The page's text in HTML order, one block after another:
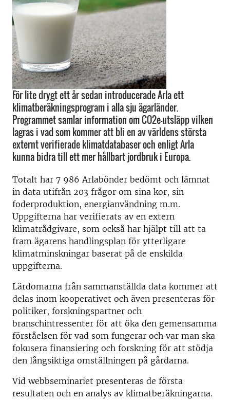
För lite drygt ett år sedan introducerade Arla ett
klimatberäkningsprogram i alla sju ägarländer.
Programmet samlar information om CO2e-utsläpp vilken
lagras i vad som kommer att bli en av världens största
externt verifierade klimatdatabaser och enligt Arla
kunna bidra till ett mer hållbart jordbruk i Europa.
Totalt har 7 986 Arlabönder bedömt och lämnat
in data utifrån 203 frågor om sina kor, sin
foderproduktion, energianvändning m.m.
Uppgifterna har verifierats av en extern
klimatrådgivare, som också har hjälpt till att ta
fram ägarens handlingsplan för ytterligare
klimatminskningar baserat på de enskilda
uppgifterna.
Lärdomarna från sammanställda data kommer att
delas inom kooperativet och även presenteras för
politiker, forskningspartner och
branschintressenter för att öka den gemensamma
förståelsen för vad som fungerar och var man ska
fokusera finansiering och forskning för att stödja
den långsiktiga omställningen på gårdarna.
Vid webbseminariet presenteras de första
resultaten och en analys av klimatberäkningarna.